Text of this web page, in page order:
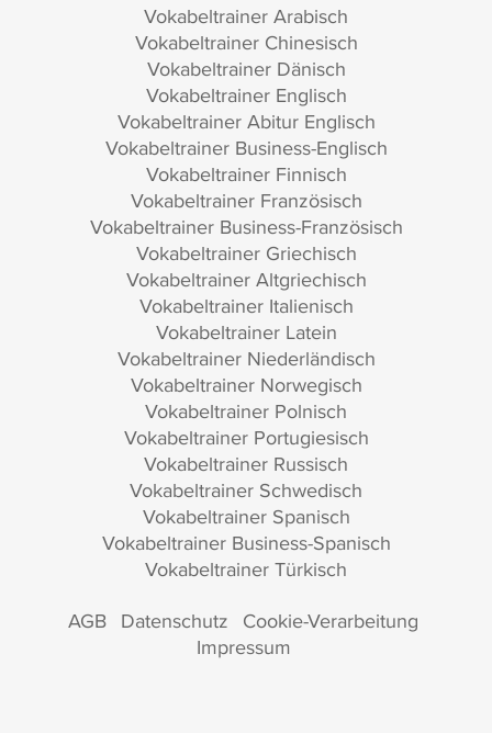
Vokabeltrainer Arabisch
Vokabeltrainer Chinesisch
Vokabeltrainer Dänisch
Vokabeltrainer Englisch
Vokabeltrainer Abitur Englisch
Vokabeltrainer Business-Englisch
Vokabeltrainer Finnisch
Vokabeltrainer Französisch
Vokabeltrainer Business-Französisch
Vokabeltrainer Griechisch
Vokabeltrainer Altgriechisch
Vokabeltrainer Italienisch
Vokabeltrainer Latein
Vokabeltrainer Niederländisch
Vokabeltrainer Norwegisch
Vokabeltrainer Polnisch
Vokabeltrainer Portugiesisch
Vokabeltrainer Russisch
Vokabeltrainer Schwedisch
Vokabeltrainer Spanisch
Vokabeltrainer Business-Spanisch
Vokabeltrainer Türkisch
AGB Datenschutz Cookie-Verarbeitung
Impressum